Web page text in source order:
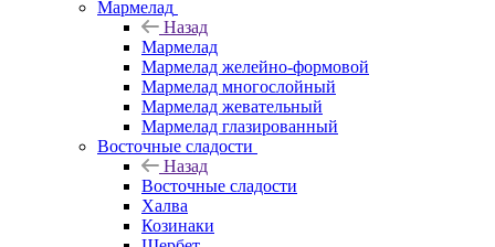
Мармелад
Назад
Мармелад
Мармелад желейно-формовой
Мармелад многослойный
Мармелад жевательный
Мармелад глазированный
Восточные сладости
Назад
Восточные сладости
Халва
Козинаки